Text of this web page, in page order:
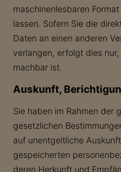
maschinenlesbaren
lassen. Sofern Sie die
Daten an einen anderen
verlangen, erfolgt dies
machbar ist.
Auskunft,
Sie haben im Rahmen der
gesetzlichen
auf unentgeltliche
gespeicherten
deren Herkunft und